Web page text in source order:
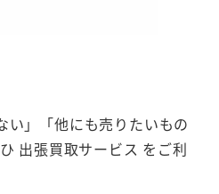
い」「他にも売りたいもの
出張買取サービス をご利